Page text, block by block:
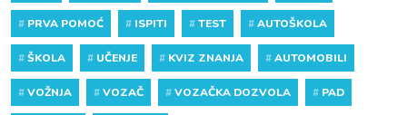
# PRVA POMOĆ # ISPITI #TEST #AUTOŠKOLA
#ŠKOLA # UČENJE # KVIZ ZNANJA #AUTOMOBILI
#VOŽNJA #VOZAČ #VOZAČKA DOZVOLA # PAD